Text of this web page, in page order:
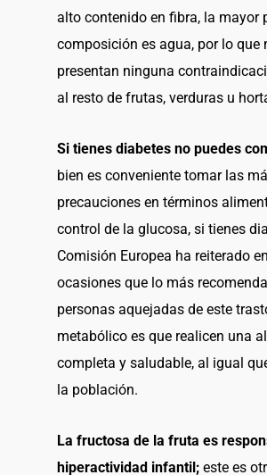
alto contenido en fibra, la mayor
composición es agua, por lo que
presentan ninguna
al resto de frutas, verduras u
Si tienes diabetes no puedes
bien es conveniente tomar las
precauciones en términos
control de la glucosa, si tienes
Comisión Europea ha reiterado
ocasiones que lo más
personas aquejadas de este
metabólico es que realicen una
completa y saludable, al igual
la población.
La fructosa de la fruta es
hiperactividad infantil; este es